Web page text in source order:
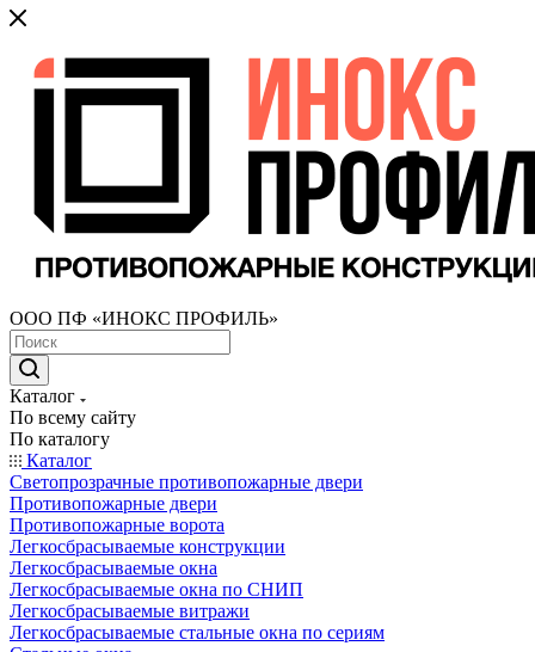
ООО ПФ «ИНОКС ПРОФИЛЬ»
Каталог
По всему сайту
По каталогу
Каталог
Светопрозрачные противопожарные двери
Противопожарные двери
Противопожарные ворота
Легкосбрасываемые конструкции
Легкосбрасываемые окна
Легкосбрасываемые окна по СНИП
Легкосбрасываемые витражи
Легкосбрасываемые стальные окна по сериям